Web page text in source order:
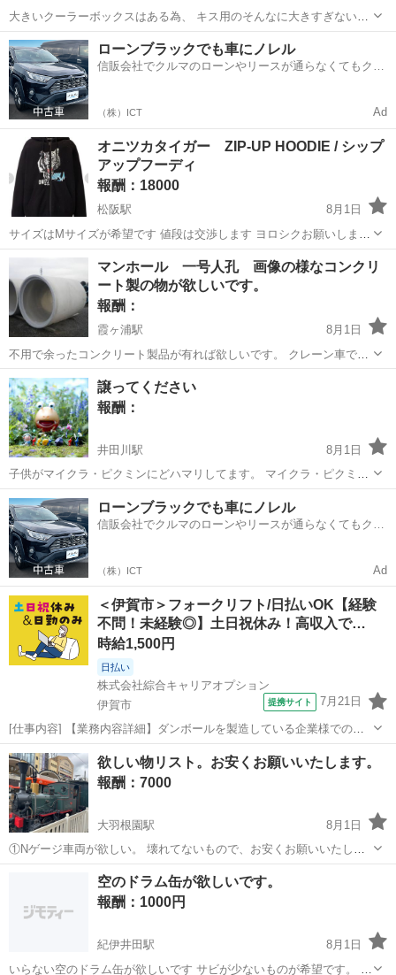
大きいクーラーボックスはある為、 キス用のそんなに大きすぎないク
ーラーボックスを求めています。 津市〜伊勢市でお願いします。
三重 松阪市 松阪駅 買いたい/ください
ローンブラックでも車にノレル
信販会社でクルマのローンやリースが通らなくてもクル
（株）ICT Ad
オニツカタイガー ZIP-UP HOODIE / シップ
アップフーディ
報酬：18000
松阪駅
8月1日
サイズはMサイズが希望です 値段は交渉します ヨロシクお願いしま
す。
買いたい/ください
マンホール 一号人孔 画像の様なコンクリ
ート製の物が欲しいです。
報酬：
霞ヶ浦駅
8月1日
不用で余ったコンクリート製品が有れば欲しいです。 クレーン車で引
取に伺います。 置き場に困った方や邪魔になっている方が居たら御一
報ください。
三重 四日市市 霞ヶ浦駅
譲ってください
報酬：
井田川駅
8月1日
子供がマイクラ・ピクミンにどハマリしてます。 マイクラ・ピクミン
のおもちゃやぬいぐるみ、衣類（120~）等を譲って下さる方いません
か？
三重 亀山市 井田川駅 買いたい/ください
ローンブラックでも車にノレル
信販会社でクルマのローンやリースが通らなくてもクル
（株）ICT Ad
＜伊賀市＞フォークリフト/日払いOK【経験
不問！未経験◎】土日祝休み！高収入で…
時給1,500円
日払い
株式会社綜合キャリアオプション
伊賀市
提携サイト 7月21日
[仕事内容] 【業務内容詳細】ダンボールを製造している企業様でのお
仕事です。 下記業務をお任せいたします。 ・フォークリフトでのダン
ボール製品の運搬・ダンボール在庫整理などの付帯業務【取扱製品情
報】ダンボールなど 。＋お仕...
三重 伊賀市 工場
欲しい物リスト。お安くお願いいたします。
報酬：7000
大羽根園駅
8月1日
①Nゲージ車両が欲しい。 壊れてないもので、お安くお願いいたしま
す。 蒸気機関車、客車付きが欲しい。1万円前後希望 ②キャンピング
カーが欲しい。 100万円前後を考えております。 とりあえず1〜2 年乗
りたいなぁ〜 っと思...
三重郡 大羽根園駅 買いたい/ください
空のドラム缶が欲しいです。
報酬：1000円
紀伊井田駅
8月1日
いらない空のドラム缶が欲しいです サビが少ないものが希望です。 近